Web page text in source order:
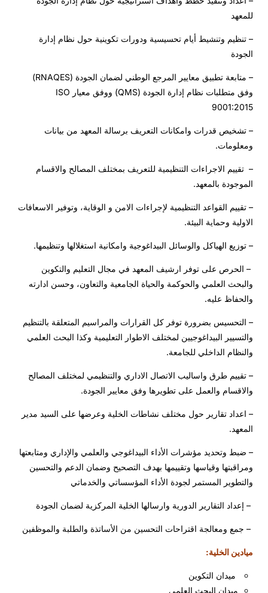
للمعهد
– تنظيم وتنشيط أيام تحسيسية ودورات تكوينية حول نظام إدارة
الجودة
– متابعة تطبيق معايير المرجع الوطني لضمان الجودة (RNAQES)
وفق متطلبات نظام إدارة الجودة (QMS) ووفق معيار ISO
9001:2015
– تشخيص قدرات وامكانات التعريف برسالة المعهد من بيانات
ومعلومات.
– تقييم الاجراءات التنظيمية للتعريف بمختلف المصالح والاقسام
الموجودة بالمعهد.
– تقييم القواعد التنظيمية لإجراءات الامن و الوقاية، وتوفير الاسعافات
الاولية وحماية البيئة.
– توزيع الهياكل والوسائل البيداغوجية وامكانية استغلالها وتنظيمها.
– الحرص على توفر ارشيف المعهد في مجال التعليم والتكوين
والبحث العلمي والحوكمة والحياة الجامعية والتعاون، وحسن ادارته
والحفاظ عليه.
– التحسيس بضرورة توفر كل القرارات والمراسيم المتعلقة بالتنظيم
والتسيير البيداغوجيين لمختلف الاطوار التعليمية وكذا البحث العلمي
والنظام الداخلي للجامعة.
– تقييم طرق واساليب الاتصال الاداري والتنظيمي لمختلف المصالح
والاقسام والعمل على تطويرها وفق معايير الجودة.
– اعداد تقارير حول مختلف نشاطات الخلية وعرضها على السيد مدير
المعهد.
– ضبط وتحديد مؤشرات الأداء البيداغوجي والعلمي والإداري ومتابعتها
ومراقبتها وقياسها وتقييمها بهدف التصحيح وضمان الدعم والتحسين
والتطوير المستمر لجودة الأداء المؤسساتي والخدماتي
– إعداد التقارير الدورية وارسالها الخلية المركزية لضمان الجودة
– جمع ومعالجة اقتراحات التحسين من الأساتذة والطلبة والموظفين
ميادين الخلية:
ميدان التكوين
ميدان البحث العلمي